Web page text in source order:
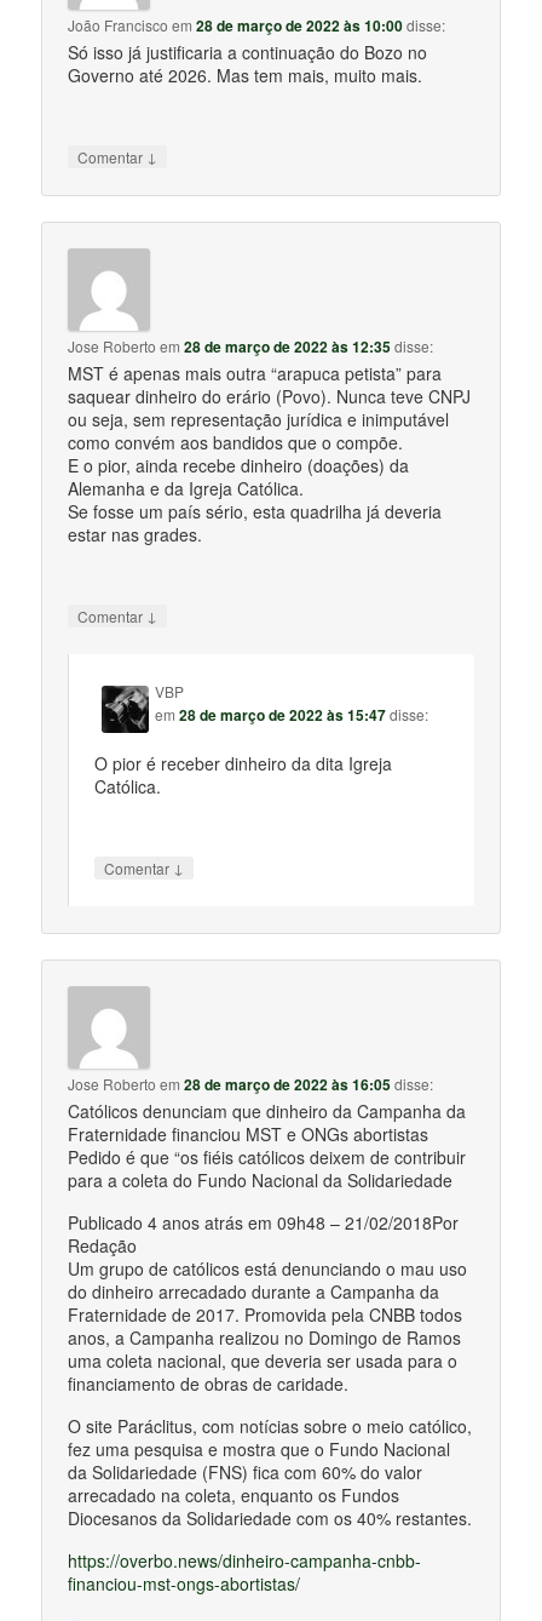
João Francisco em28 de março de 2022 às 10:00disse:
Só isso já justificaria a continuação do Bozo no
Governo até 2026. Mas tem mais, muito mais.
Comentar ↓
Jose Roberto em28 de março de 2022 às 12:35disse:
MST é apenas mais outra “arapuca petista” para
saquear dinheiro do erário (Povo). Nunca teve CNPJ
ou seja, sem representação jurídica e inimputável
como convém aos bandidos que o compõe.
E o pior, ainda recebe dinheiro (doações) da
Alemanha e da Igreja Católica.
Se fosse um país sério, esta quadrilha já deveria
estar nas grades.
Comentar ↓
VBP
em28 de março de 2022 às 15:47disse:
O pior é receber dinheiro da dita Igreja
Católica.
Comentar ↓
Jose Roberto em28 de março de 2022 às 16:05disse:
Católicos denunciam que dinheiro da Campanha da
Fraternidade financiou MST e ONGs abortistas
Pedido é que “os fiéis católicos deixem de contribuir
para a coleta do Fundo Nacional da Solidariedade
Publicado 4 anos atrás em 09h48 – 21/02/2018Por
Redação
Um grupo de católicos está denunciando o mau uso
do dinheiro arrecadado durante a Campanha da
Fraternidade de 2017. Promovida pela CNBB todos
anos, a Campanha realizou no Domingo de Ramos
uma coleta nacional, que deveria ser usada para o
financiamento de obras de caridade.
O site Paráclitus, com notícias sobre o meio católico,
fez uma pesquisa e mostra que o Fundo Nacional
da Solidariedade (FNS) fica com 60% do valor
arrecadado na coleta, enquanto os Fundos
Diocesanos da Solidariedade com os 40% restantes.
https://overbo.news/dinheiro-campanha-cnbb-
financiou-mst-ongs-abortistas/